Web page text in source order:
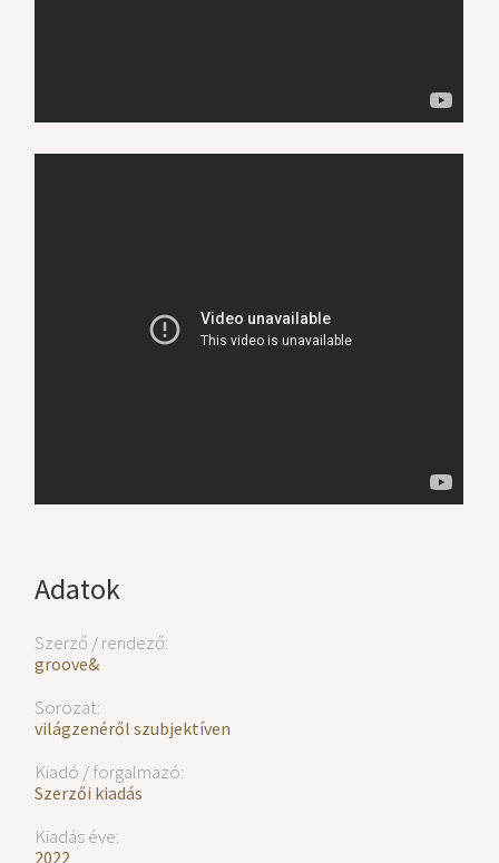
Adatok
Szerző / rendező:
groove&
Sorozat:
világzenéről szubjektíven
Kiadó / forgalmazó:
Szerzői kiadás
Kiadás éve:
2022